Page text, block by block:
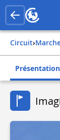
Circuit›
Présentation